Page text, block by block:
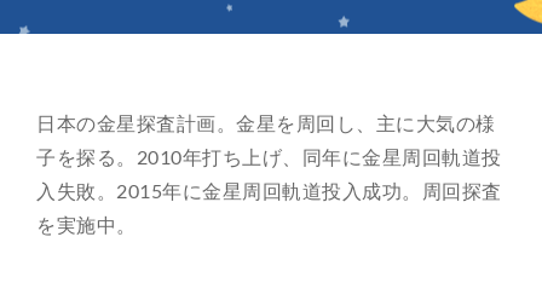
イベント情報
ブログ
日本の金星探査計画。金星を周回し、主に大気の様
子を探る。2010年打ち上げ、同年に金星周回軌道投
入失敗。2015年に金星周回軌道投入成功。周回探査
を実施中。